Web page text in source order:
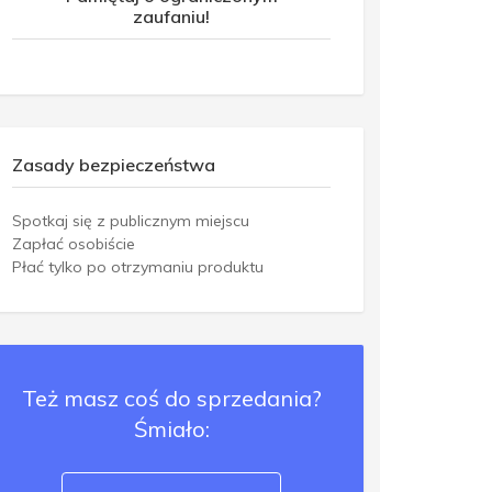
zaufaniu!
Zasady bezpieczeństwa
Spotkaj się z publicznym miejscu
Zapłać osobiście
Płać tylko po otrzymaniu produktu
Też masz coś do sprzedania?
Śmiało: